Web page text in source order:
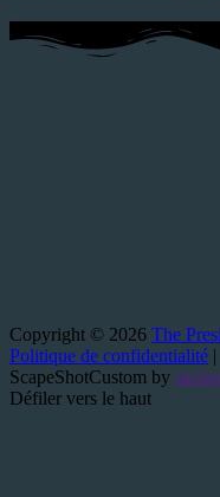
Copyright © 2026 The
Politique de confidentialité |
ScapeShotCustom by
Défiler vers le haut